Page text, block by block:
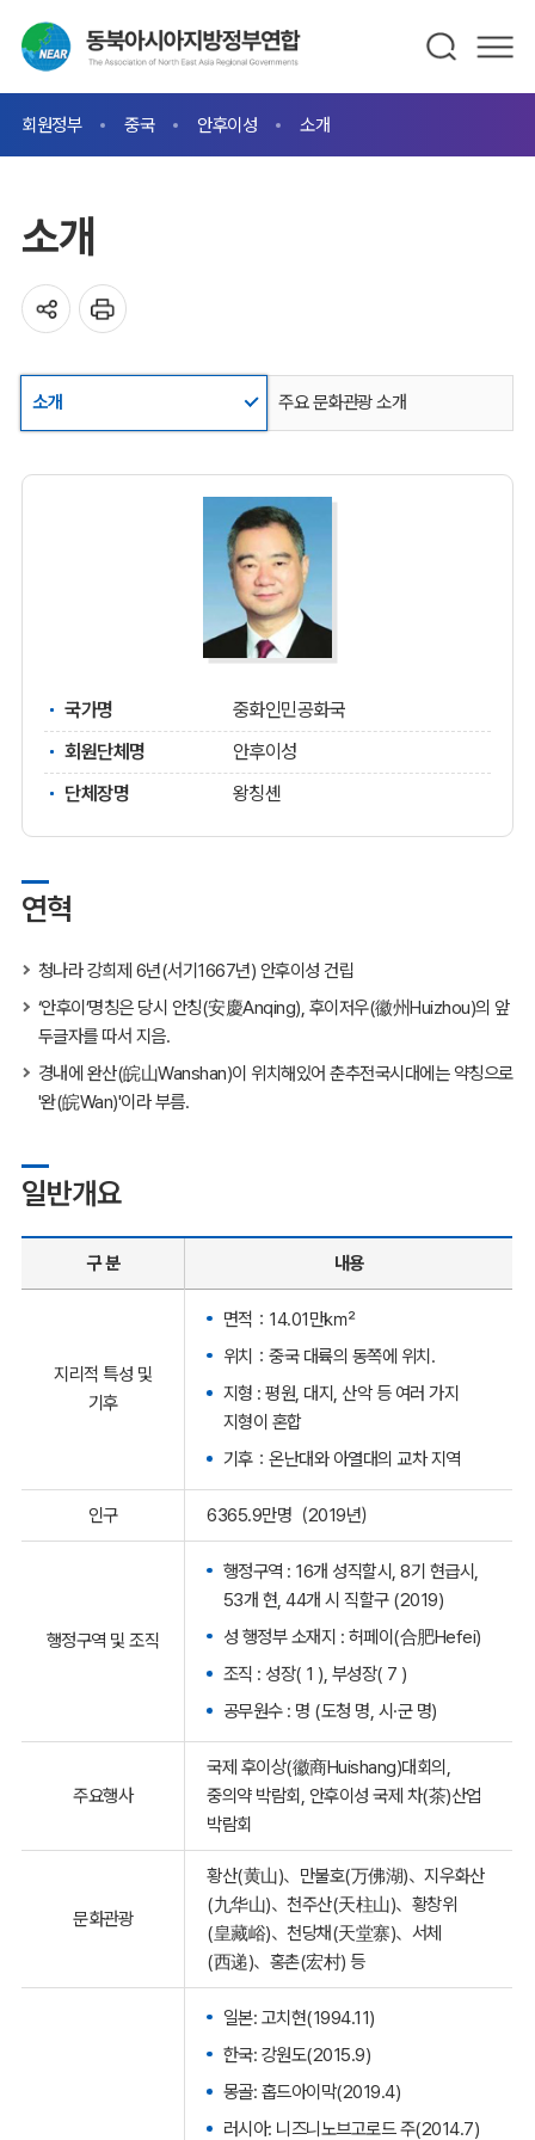
회원정부 중국 안후이성 소개
소개
소개 주요 문화관광 소개
국가명
중화인민공화국
회원단체명
안후이성
단체장명
왕칭셴
연혁
청나라 강희제 6년(서기1667년) 안후이성 건립
‘안후이’명칭은 당시 안칭(安慶Anqing), 후이저우(徽州Huizhou)의 앞
두글자를 따서 지음.
경내에 완산(皖山Wanshan)이 위치해있어 춘추전국시대에는 약칭으로
'완(皖Wan)'이라 부름.
일반개요
구 분 내용
지리적 특성 및
기후
면적：14.01만㎢
위치：중국 대륙의 동쪽에 위치.
지형 : 평원, 대지, 산악 등 여러 가지
지형이 혼합
기후：온난대와 아열대의 교차 지역
인구 6365.9만명（2019년）
행정구역 및 조직
행정구역 : 16개 성직할시, 8기 현급시,
53개 현, 44개 시 직할구 (2019)
성 행정부 소재지 : 허페이(合肥Hefei)
조직 : 성장( 1 ), 부성장( 7 )
공무원수 : 명 (도청 명, 시·군 명)
주요행사
국제 후이상(徽商Huishang)대회의,
중의약 박람회, 안후이성 국제 차(茶)산업
박람회
문화관광
황산(黄山)、만불호(万佛湖)、지우화산
(九华山)、천주산(天柱山)、황창위
(皇藏峪)、천당채(天堂寨)、서체
(西递)、홍촌(宏村) 등
일본: 고치현(1994.11)
한국: 강원도(2015.9)
몽골: 홉드아이막(2019.4)
러시아: 니즈니노브고로드 주(2014.7)